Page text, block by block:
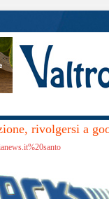
rivolgersi a